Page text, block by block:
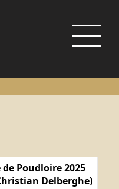
de Poudloire 2025
Delberghe)